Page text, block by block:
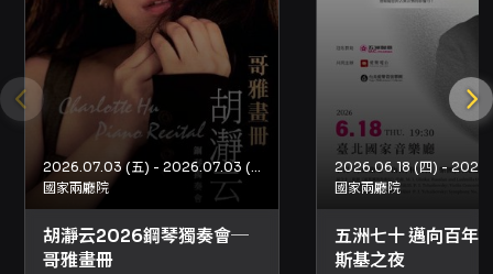
還。 其他注意事項 - 若購票時使用文化幣或點數
折抵，退票時系統將優先退還文化幣/點數並扣除
手續費，若抵用之文化幣或點數已逾使用效期則
無法返還或展延。 - 優惠組合或套票退票通常需
整套辦理，或需符合原優惠組合規則方可退票。
- 若本節目於預定演出前發生主要表演人員或主
要節目內容變動，相關退票機制、受理方式與退
款途徑將公告於本節目頁面；若主辦未提供退款
機制，信用卡購票者可向原發卡行申請信用卡爭
議款退款。
2026.07.03 (五) - 2026.07.03 (五)
國家兩廳院
胡瀞云2026鋼琴獨奏會─
哥雅畫冊
國家兩廳院
五洲七十 邁向百年
斯基之夜